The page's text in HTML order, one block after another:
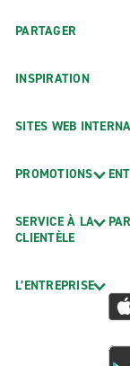
PARTAGER
INSPIRATION
SITES WEB
PROMOTIONS
SERVICE À LA
CLIENTÈLE
L’ENTREPRISE